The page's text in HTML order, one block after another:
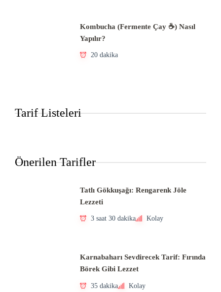
Kombucha (Fermente Çay ☕) Nasıl
Yapılır?
20 dakika
Tarif Listeleri
Önerilen Tarifler
Tatlı Gökkuşağı: Rengarenk Jöle
Lezzeti
3 saat 30 dakika Kolay
Karnabaharı Sevdirecek Tarif: Fırında
Börek Gibi Lezzet
35 dakika Kolay